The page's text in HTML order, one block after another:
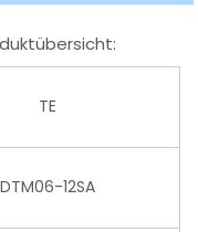
TE
DTM06-12SA